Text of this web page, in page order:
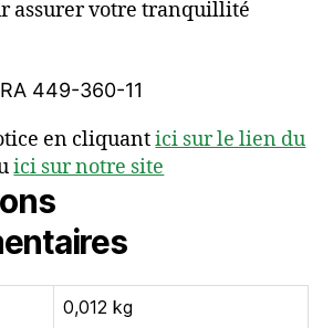
assurer votre tranquillité
449-360-11
en cliquantici sur le lien du
ici sur notre site
0,012 kg